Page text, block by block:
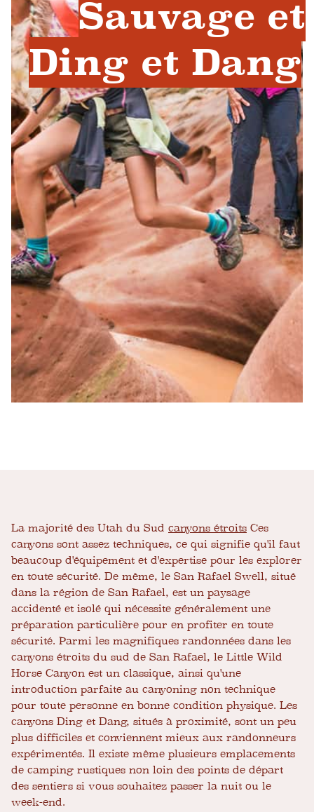
Sauvage et
Ding et Dang
La majorité des Utah du Sud canyons étroits Ces
canyons sont assez techniques, ce qui signifie qu'il faut
beaucoup d'équipement et d'expertise pour les explorer
en toute sécurité. De même, le San Rafael Swell, situé
dans la région de San Rafael, est un paysage
accidenté et isolé qui nécessite généralement une
préparation particulière pour en profiter en toute
sécurité. Parmi les magnifiques randonnées dans les
canyons étroits du sud de San Rafael, le Little Wild
Horse Canyon est un classique, ainsi qu'une
introduction parfaite au canyoning non technique
pour toute personne en bonne condition physique. Les
canyons Ding et Dang, situés à proximité, sont un peu
plus difficiles et conviennent mieux aux randonneurs
expérimentés. Il existe même plusieurs emplacements
de camping rustiques non loin des points de départ
des sentiers si vous souhaitez passer la nuit ou le
week-end.